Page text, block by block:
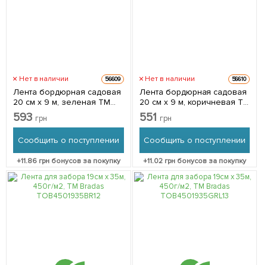
Нет в наличии 56609
Лента бордюрная садовая
20 см x 9 м, зеленая ТМ
VERTO 15G512
593 грн
Сообщить о поступлении
+11.86грн бонусов за покупку
Нет в наличии 56610
Лента бордюрная садовая
20 см x 9 м, коричневая ТМ
VERTO 15G515
551 грн
Сообщить о поступлении
+11.02 грн бонусов за покупку